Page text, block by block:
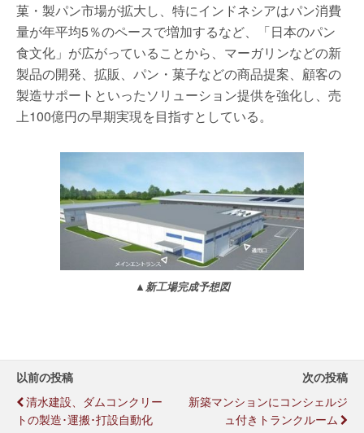
菓・製パン市場が拡大し、特にインドネシアはパン消費
量が年平均5％のペースで増加するなど、「日本のパン
食文化」が広がっていることから、マーガリンなどの新
製品の開発、拡販、パン・菓子などの商品提案、顧客の
製造サポートといったソリューション提供を強化し、売
上100億円の早期実現を目指すとしている。
▲新工場完成予想図
以前の投稿
清水建設、ダムコンクリー
トの製造･運搬･打設自動化
次の投稿
新築マンションにコンシェルジ
ュ付きトランクルーム